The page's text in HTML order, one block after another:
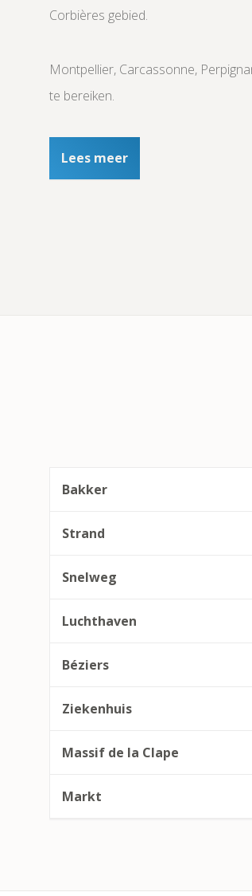
Corbières gebied.
Montpellier, Carcassonne,
te bereiken.
Lees meer
Bakker
Strand
Snelweg
Luchthaven
Béziers
Ziekenhuis
Massif de la Clape
Markt